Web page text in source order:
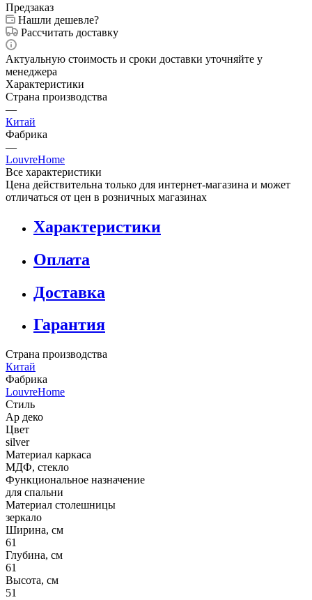
Предзаказ
Нашли дешевле?
Рассчитать доставку
Актуальную стоимость и сроки доставки уточняйте у
менеджера
Характеристики
Страна производства
—
Китай
Фабрика
—
LouvreHome
Все характеристики
Цена действительна только для интернет-магазина и может
отличаться от цен в розничных магазинах
Характеристики
Оплата
Доставка
Гарантия
Страна производства
Китай
Фабрика
LouvreHome
Стиль
Ар деко
Цвет
silver
Материал каркаса
МДФ, стекло
Функциональное назначение
для спальни
Материал столешницы
зеркало
Ширина, см
61
Глубина, см
61
Высота, см
51